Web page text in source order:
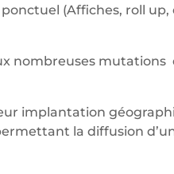
(Affiches, roll up,
nombreuses mutations
implantation
la diffusion